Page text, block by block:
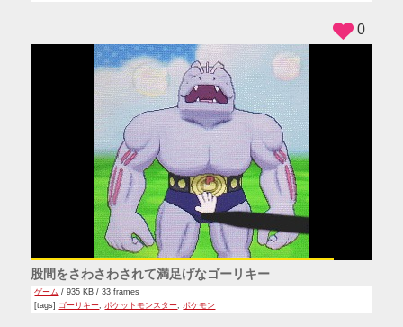
股間をさわさわされて満足げなゴーリキー
ゲーム / 935 KB / 33 frames
[tags] ゴーリキー ポケットモンスター ポケモン
0